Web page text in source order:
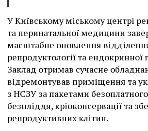
У Київському міському центрі
та перинатальної медицини
масштабне оновлення
репродуктології та ендокринної
Заклад отримав сучасне
відремонтував приміщення та
з НСЗУ за пакетами
безпліддя, кріоконсервації та
репродуктивних клітин.